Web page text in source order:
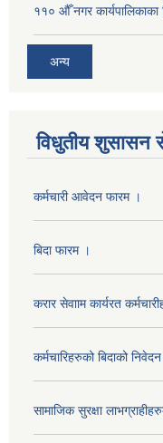
११० औँ नगर कार्यपालिकाका
अन्य
विधुतीय शुसासन
कर्मचारी आवेदन फारम ।
बिदा फारम ।
करार सेवााम कार्यरत
कर्मचारिहरुको बिदाको
सामाजिक सुरक्षा